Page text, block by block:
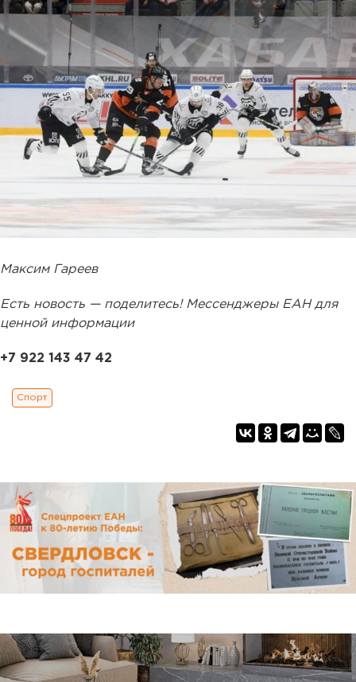
Максим Гареев
Есть новость — поделитесь! Мессенджеры ЕАН для
ценной информации
+7 922 143 47 42
Спорт